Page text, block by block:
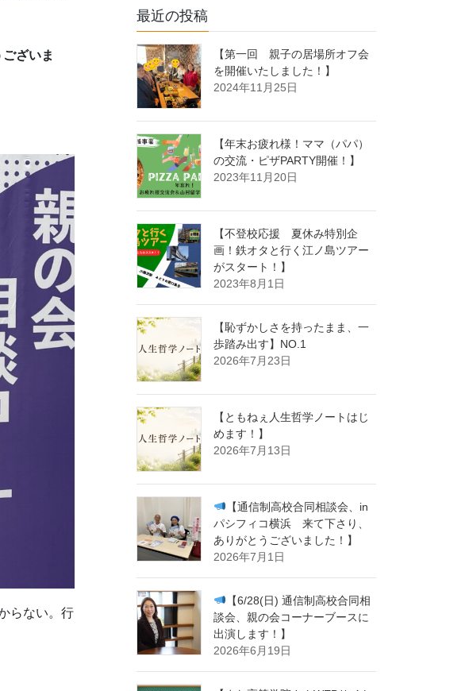
ざいま
らない。行
最近の投稿
【第一回 親子の居場所オフ会
を開催いたしました！】
2024年11月25日
【年末お疲れ様！ママ（パパ）
の交流・ピザPARTY開催！】
2023年11月20日
【不登校応援 夏休み特別企
画！鉄オタと行く江ノ島ツアー
がスタート！】
2023年8月1日
【恥ずかしさを持ったまま、一
歩踏み出す】NO.1
2026年7月23日
【ともねぇ人生哲学ノートはじ
めます！】
2026年7月13日
【通信制高校合同相談会、in
パシフィコ横浜 来て下さり、
ありがとうございました！】
2026年7月1日
【6/28(日) 通信制高校合同相
談会、親の会コーナーブースに
出演します！】
2026年6月19日